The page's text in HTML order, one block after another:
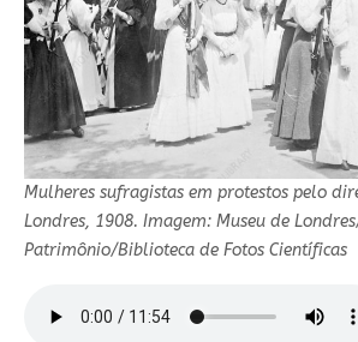
Mulheres sufragistas em protestos pelo
Londres, 1908. Imagem: Museu de
Patrimônio/Biblioteca de Fotos Científicas